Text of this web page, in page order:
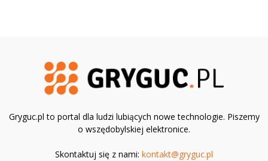
Gryguc.pl to portal dla ludzi lubiących nowe technologie. Piszemy
o wszędobylskiej elektronice.
Skontaktuj się z nami: kontakt@gryguc.pl